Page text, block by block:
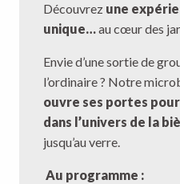
Découvrez une
unique…au cœur des
Envie d’une sortie de
l’ordinaire ? Notre
ouvre ses portes
dans l’univers de la
jusqu’au verre.
Au programme :